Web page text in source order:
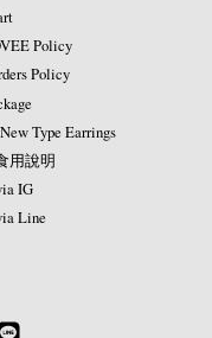
Policy
Policy
Type Earrings
用說明
IG
Line